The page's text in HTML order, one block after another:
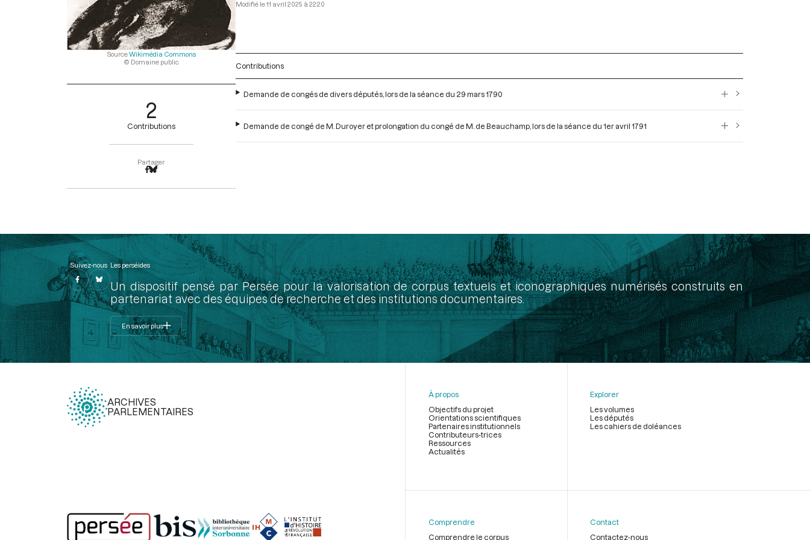
SourceWikimédia Commons
© Domaine public
2
Contributions
Partager
11 avril 2025 à 22:20
Contributions
Demande de congés de divers députés, lors de la séance du 29 mars 1790
Demande de congé de M. Duroyer et prolongation du congé de M. de Beauchamp, lors de la séance du 1er avril 1791
Suivez-nous Les perséides
Un dispositif pensé par Persée pour la valorisation de corpus textuels et iconographiques numérisés construits en
partenariat avec des équipes de recherche et des institutions documentaires.
En savoir plus
ARCHIVES
PARLEMENTAIRES
page
À propos
Objectifs du projet
Orientations scientifiques
Partenaires institutionnels
Contributeurs-trices
Ressources
Actualités
Explorer
Les volumes
Les députés
Les cahiers de doléances
Comprendre
Comprendre le corpus
Contact
Contactez-nous